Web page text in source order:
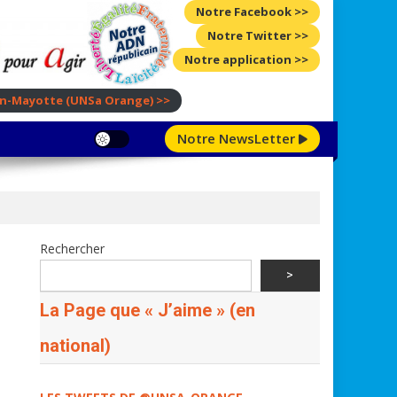
Notre Facebook >>
Notre Twitter >>
Notre application >>
Mayotte (UNSa Orange) >>
Notre NewsLetter
Rechercher
>
La Page que « J’aime » (en
national)